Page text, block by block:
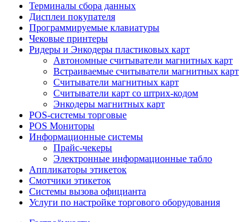
Терминалы сбора данных
Дисплеи покупателя
Программируемые клавиатуры
Чековые принтеры
Ридеры и Энкодеры пластиковых карт
Автономные считыватели магнитных карт
Встраиваемые считыватели магнитных карт
Считыватели магнитных карт
Считыватели карт со штрих-кодом
Энкодеры магнитных карт
POS-системы торговые
POS Мониторы
Информационные системы
Прайс-чекеры
Электронные информационные табло
Аппликаторы этикеток
Смотчики этикеток
Системы вызова официанта
Услуги по настройке торгового оборудования